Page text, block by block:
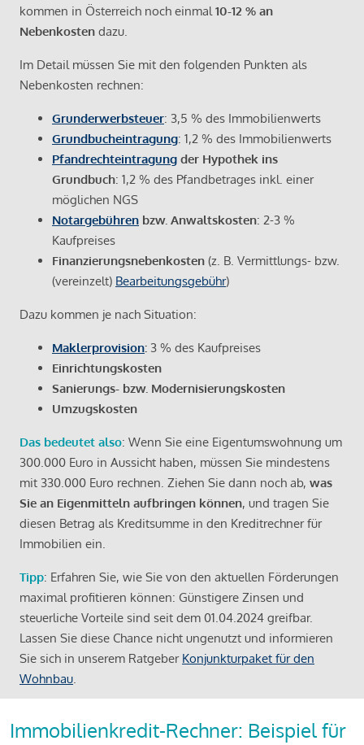
kommen in Österreich noch einmal10-12 % an
Nebenkosten dazu.
Im Detail müssen Sie mit den folgenden Punkten als
Nebenkosten rechnen:
Grunderwerbsteuer: 3,5 % des Immobilienwerts
Grundbucheintragung: 1,2 % des Immobilienwerts
Pfandrechteintragung der Hypothek ins
Grundbuch: 1,2 % des Pfandbetrages inkl. einer
möglichen NGS
Notargebühren bzw. Anwaltskosten: 2-3 %
Kaufpreises
Finanzierungsnebenkosten (z. B. Vermittlungs- bzw.
(vereinzelt) Bearbeitungsgebühr)
Dazu kommen je nach Situation:
Maklerprovision: 3 % des Kaufpreises
Einrichtungskosten
Sanierungs- bzw. Modernisierungskosten
Umzugskosten
Das bedeutet also: Wenn Sie eine Eigentumswohnung um
300.000 Euro in Aussicht haben, müssen Sie mindestens
mit 330.000 Euro rechnen. Ziehen Sie dann noch ab, was
Sie an Eigenmitteln aufbringen können, und tragen Sie
diesen Betrag als Kreditsumme in den Kreditrechner für
Immobilien ein.
Tipp: Erfahren Sie, wie Sie von den aktuellen Förderungen
maximal profitieren können: Günstigere Zinsen und
steuerliche Vorteile sind seit dem 01.04.2024 greifbar.
Lassen Sie diese Chance nicht ungenutzt und informieren
Sie sich in unserem Ratgeber Konjunkturpaket für den
Wohnbau.
Immobilienkredit-Rechner: Beispiel für